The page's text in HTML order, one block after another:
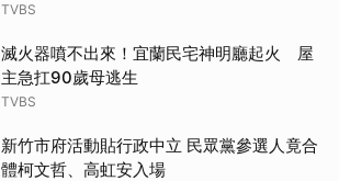
TVBS
滅火器噴不出來！宜蘭民宅神明廳起火 屋
主急扛90歲母逃生
TVBS
新竹市府活動貼行政中立 民眾黨參選人竟合
體柯文哲、高虹安入場